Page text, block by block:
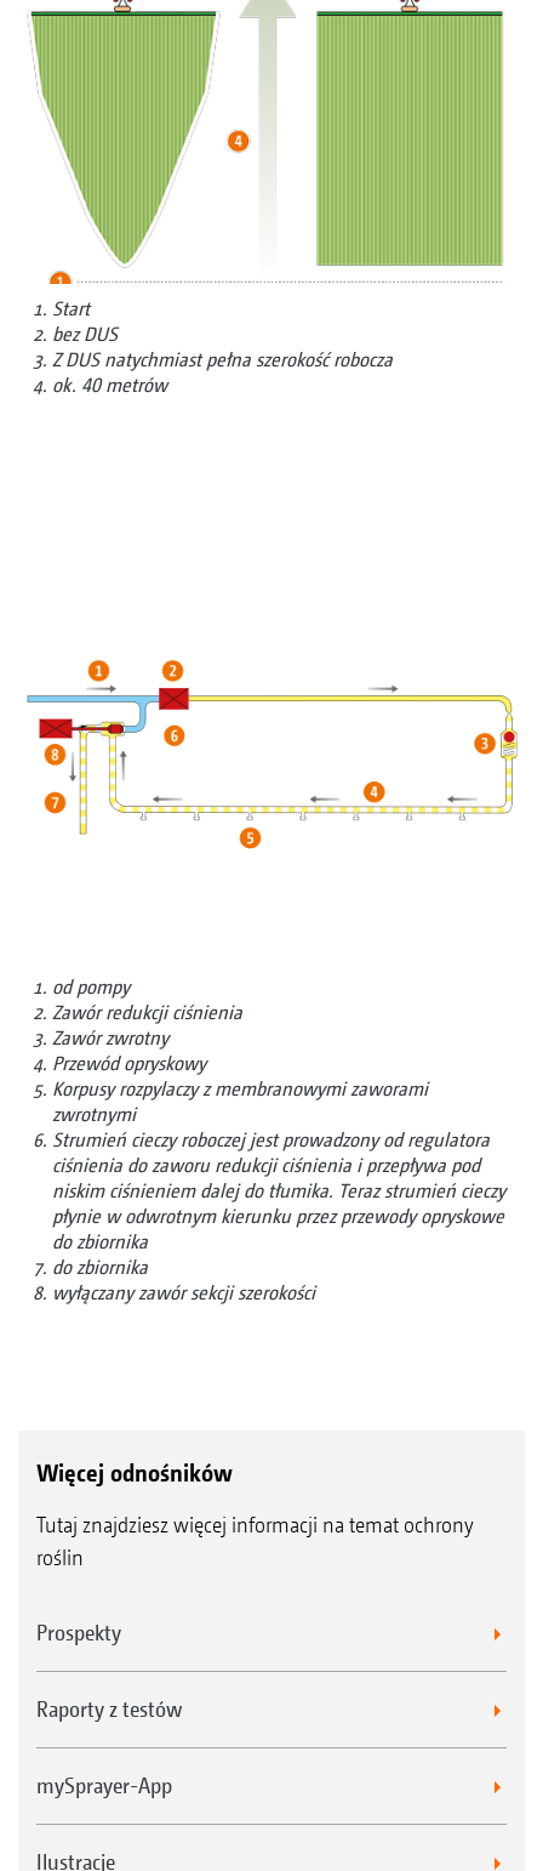
Start
bez DUS
Z DUS natychmiast pełna szerokość robocza
ok. 40 metrów
od pompy
Zawór redukcji ciśnienia
Zawór zwrotny
Przewód opryskowy
Korpusy rozpylaczy z membranowymi zaworami
zwrotnymi
Strumień cieczy roboczej jest prowadzony od regulatora
ciśnienia do zaworu redukcji ciśnienia i przepływa pod
niskim ciśnieniem dalej do tłumika. Teraz strumień cieczy
płynie w odwrotnym kierunku przez przewody opryskowe
do zbiornika
do zbiornika
wyłączany zawór sekcji szerokości
Więcej odnośników
Tutaj znajdziesz więcej informacji na temat ochrony
roślin
Prospekty
Raporty z testów
mySprayer-App
Ilustracje